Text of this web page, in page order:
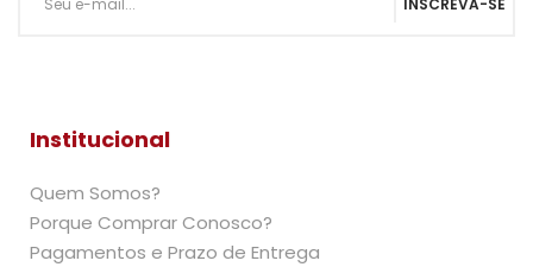
Institucional
Quem Somos?
Porque Comprar Conosco?
Pagamentos e Prazo de Entrega